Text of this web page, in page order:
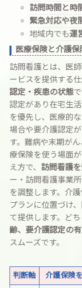
訪問時間と時
緊急対応や夜
地域内でも運
医療保険と介護
訪問看護とは、医
ービスを提供する
認定・疾患の状態
認定があり在宅生
を優先し、医療的
場合や要介護認定
す。難病や末期が
療保険を使う場面
え方で、 訪問看護
ー・訪問看護事業
を調整します。介
プランに位置づけ
て提供します。ど
齢、要介護認定の
スムーズです。
判断軸 介護保険